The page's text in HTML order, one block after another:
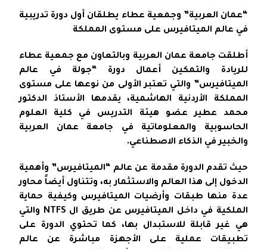
“عمان العربية” وجمعية عطاء يطلقان أول دورة تدريبية
في عالم الميتافيرس على مستوى المملكة
أطلقت جامعة عمان العربية وبالتعاون مع جمعية عطاء
للريادة والتمكين أعمال دورة “جولة في عالم
الميتافيرس” والتي تعتبر الأولى من نوعها على مستوى
المملكة الأردنية الهاشمية، يقدمها الأستاذ الدكتور
محمد عطير عضو هيئة التدريس في كلية العلوم
الحاسوبية والمعلوماتية في جامعة عمان العربية
والخبير في الذكاء الاصطناعي.
حيث تقدم الدورة مقدمة عن عالم “الميتافيرس” وأهمية
الدخول إلى هذا العالم والاستثمار به، وتتناول أيضاً محاور
عدة منها طبقات وأرضيات الميتافيرس وكيفية حماية
الملكية في داخل الميتافيرس عن طريق ال NTFS والتي
هي غير قابلة للاستبدال بها، كما تحتوي الدورة على
تطبيقات عملية على الأجهزة مباشرة عن عالم